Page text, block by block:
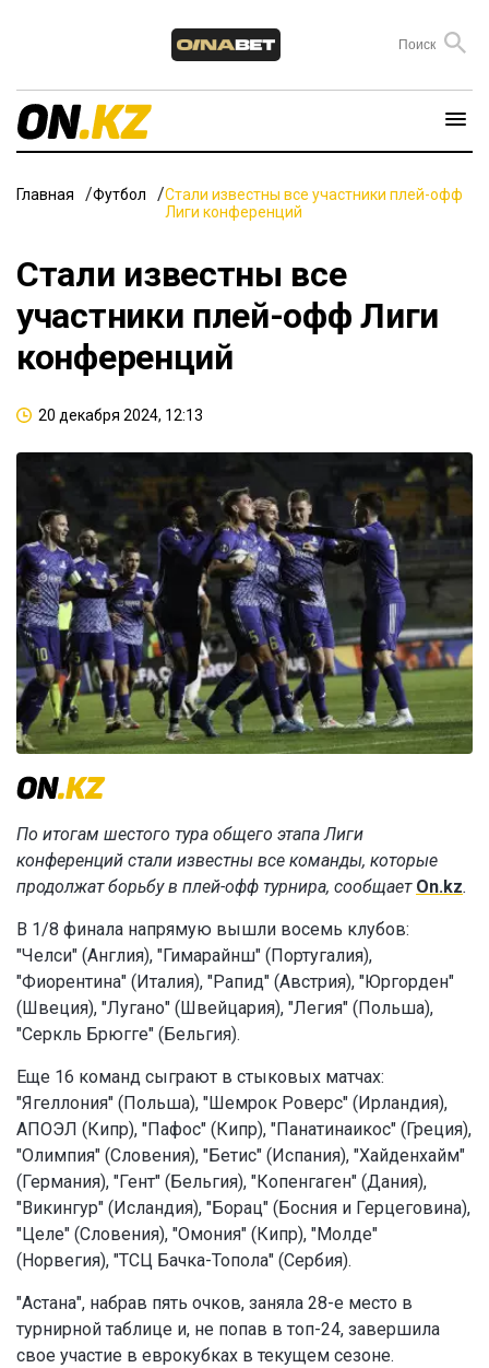
Главная Футбол
Стали известны все участники плей-офф
Лиги конференций
Стали известны все
участники плей-офф Лиги
конференций
20 декабря 2024, 12:13
По итогам шестого тура общего этапа Лиги
конференций стали известны все команды, которые
продолжат борьбу в плей-офф турнира, сообщает On.kz.
В 1/8 финала напрямую вышли восемь клубов:
"Челси" (Англия), "Гимарайнш" (Португалия),
"Фиорентина" (Италия), "Рапид" (Австрия), "Юргорден"
(Швеция), "Лугано" (Швейцария), "Легия" (Польша),
"Серкль Брюгге" (Бельгия).
Еще 16 команд сыграют в стыковых матчах:
"Ягеллония" (Польша), "Шемрок Роверс" (Ирландия),
АПОЭЛ (Кипр), "Пафос" (Кипр), "Панатинаикос" (Греция),
"Олимпия" (Словения), "Бетис" (Испания), "Хайденхайм"
(Германия), "Гент" (Бельгия), "Копенгаген" (Дания),
"Викингур" (Исландия), "Борац" (Босния и Герцеговина),
"Целе" (Словения), "Омония" (Кипр), "Молде"
(Норвегия), "ТСЦ Бачка-Топола" (Сербия).
"Астана", набрав пять очков, заняла 28-е место в
турнирной таблице и, не попав в топ-24, завершила
свое участие в еврокубках в текущем сезоне.